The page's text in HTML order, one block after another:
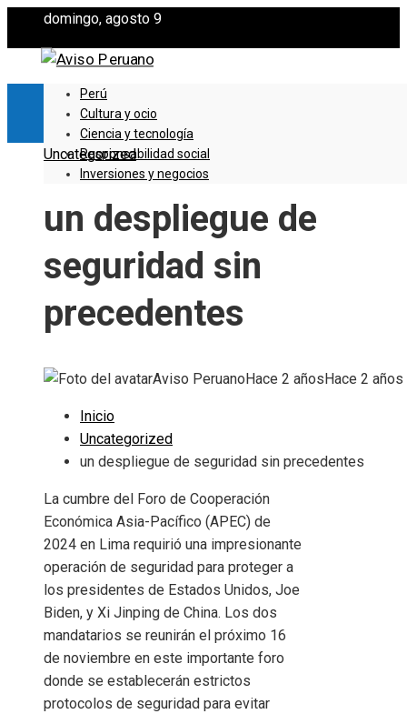
domingo, agosto 9
Perú
Cultura y ocio
Ciencia y tecnología
Responsabilidad social
Inversiones y negocios
Uncategorized
un despliegue de
seguridad sin
precedentes
Aviso Peruano Hace 2 años Hace 2 años
Inicio
Uncategorized
un despliegue de seguridad sin precedentes
La cumbre del Foro de Cooperación
Económica Asia-Pacífico (APEC) de
2024 en Lima requirió una impresionante
operación de seguridad para proteger a
los presidentes de Estados Unidos, Joe
Biden, y Xi Jinping de China. Los dos
mandatarios se reunirán el próximo 16
de noviembre en este importante foro
donde se establecerán estrictos
protocolos de seguridad para evitar